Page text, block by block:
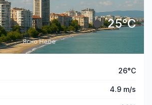
25°C
Ясно Небе
26°C
4.9 m/s